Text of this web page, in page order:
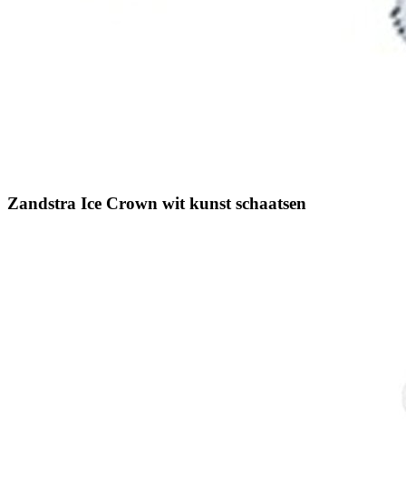
Zandstra Ice Crown wit kunst schaatsen